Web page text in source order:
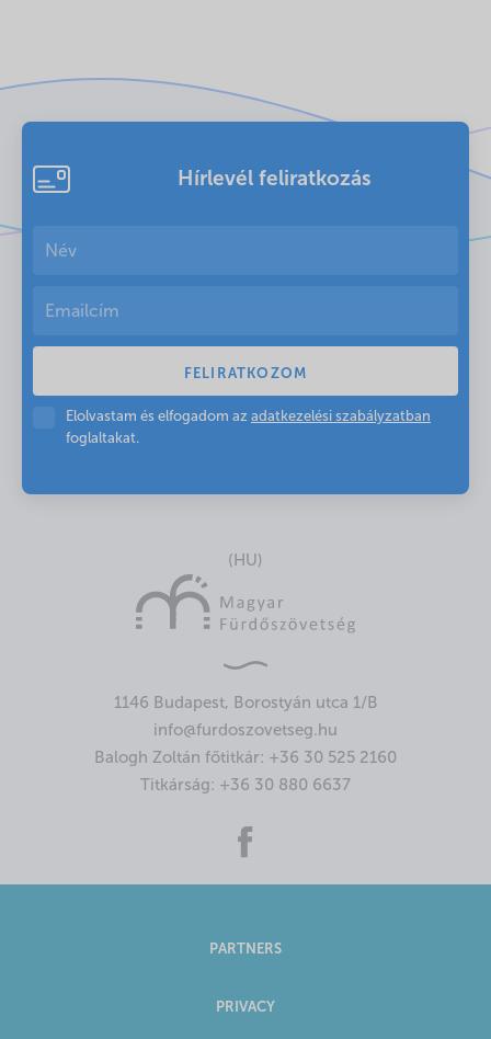
Hírlevél feliratkozás
Elolvastam és elfogadom az adatkezelési szabályzatban
foglaltakat.
(HU)
1146 Budapest, Borostyán utca 1/B
info@furdoszovetseg.hu
Balogh Zoltán főtitkár: +36 30 525 2160
Titkárság: +36 30 880 6637
PARTNERS
PRIVACY